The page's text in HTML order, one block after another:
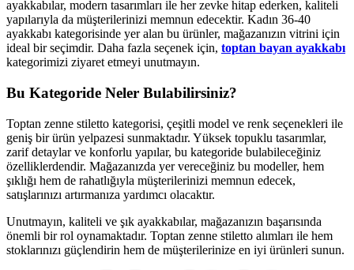
ayakkabılar, modern tasarımları ile her zevke hitap ederken, kaliteli
yapılarıyla da müşterilerinizi memnun edecektir. Kadın 36-40
ayakkabı kategorisinde yer alan bu ürünler, mağazanızın vitrini için
ideal bir seçimdir. Daha fazla seçenek için, toptan bayan ayakkabı
kategorimizi ziyaret etmeyi unutmayın.
Bu Kategoride Neler Bulabilirsiniz?
Toptan zenne stiletto kategorisi, çeşitli model ve renk seçenekleri ile
geniş bir ürün yelpazesi sunmaktadır. Yüksek topuklu tasarımlar,
zarif detaylar ve konforlu yapılar, bu kategoride bulabileceğiniz
özelliklerdendir. Mağazanızda yer vereceğiniz bu modeller, hem
şıklığı hem de rahatlığıyla müşterilerinizi memnun edecek,
satışlarınızı artırmanıza yardımcı olacaktır.
Unutmayın, kaliteli ve şık ayakkabılar, mağazanızın başarısında
önemli bir rol oynamaktadır. Toptan zenne stiletto alımları ile hem
stoklarınızı güçlendirin hem de müşterilerinize en iyi ürünleri sunun.